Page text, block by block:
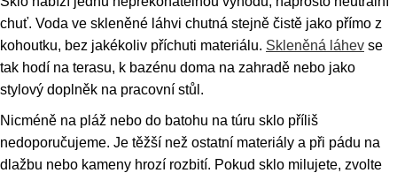
chuť. Voda ve skleněné láhvi chutná stejně čistě jako přímo z
kohoutku, bez jakékoliv příchuti materiálu. Skleněná láhev se
tak hodí na terasu, k bazénu doma na zahradě nebo jako
stylový doplněk na pracovní stůl.
Nicméně na pláž nebo do batohu na túru sklo příliš
nedoporučujeme. Je těžší než ostatní materiály a při pádu na
dlažbu nebo kameny hrozí rozbití. Pokud sklo milujete, zvolte